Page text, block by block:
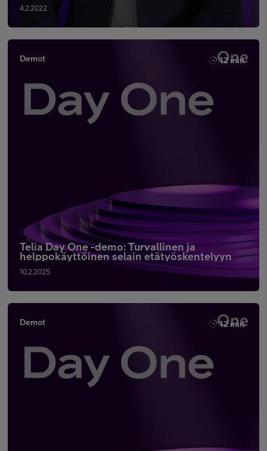
4.2.2022
Demot 12 min
Telia Day One -demo: Turvallinen ja
helppokäyttöinen selain etätyöskentelyyn
10.2.2025
Demot 12 min